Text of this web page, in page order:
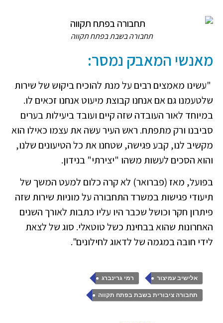
תחבורה בשבת בפתח תקווה
מאנשי המאבק נמסר:
"עשינו מאמצים רבים על מנת להוכיח ביקוש של שירות
שלטעמנו גם אם אנחנו קבוצת מיעוט אנחנו זכאים לו.
במיוחד לאור העובדה שזה קיים ועובד ביעילות בערים
סביבנו ורק מתפתח. ראש העיר עשה את עצמו כאילו הוא
מקשיב לנו, קבע פגישה, שטחנו את כל הטיעונים שלנו,
והוא הסכים לעשות משהו "יצירתי" בנידון.
בפועל, מאז (פברואר) לא קרה כלום למעט המשך של
תיעודי פגישות במשרד התחבורה על מוניות שירות שזה
פיתרון חקר וכושל שכבר היו עליו כתבות לאורך השנים
האחרונות שהוא בבחינת כשל טוטאלי. סוג של לצאת
לידי חובה במגמה של לדאוג לחילונים".
אלישיב עמיצור , רמי גרינברג ,
תחבורה ציבורית בשבת בפתח תקווה